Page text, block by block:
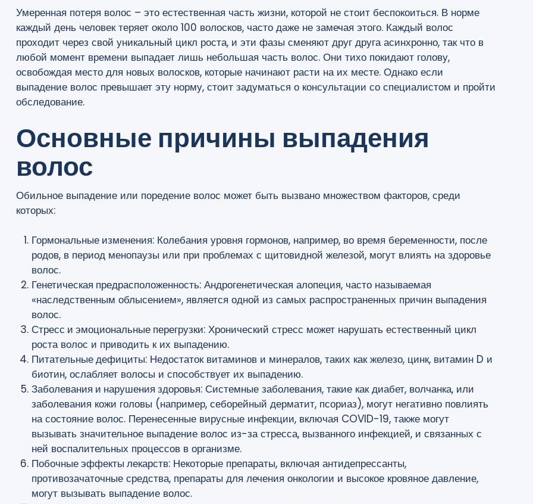
Умеренная потеря волос – это естественная часть жизни, которой не стоит беспокоиться. В норме
каждый день человек теряет около 100 волосков, часто даже не замечая этого. Каждый волос
проходит через свой уникальный цикл роста, и эти фазы сменяют друг друга асинхронно, так что в
любой момент времени выпадает лишь небольшая часть волос. Они тихо покидают голову,
освобождая место для новых волосков, которые начинают расти на их месте. Однако если
выпадение волос превышает эту норму, стоит задуматься о консультации со специалистом и пройти
обследование.
Основные причины выпадения
волос
Обильное выпадение или поредение волос может быть вызвано множеством факторов, среди
которых:
Гормональные изменения: Колебания уровня гормонов, например, во время беременности, после
родов, в период менопаузы или при проблемах с щитовидной железой, могут влиять на здоровье
волос.
Генетическая предрасположенность: Андрогенетическая алопеция, часто называемая
«наследственным облысением», является одной из самых распространенных причин выпадения
волос.
Стресс и эмоциональные перегрузки: Хронический стресс может нарушать естественный цикл
роста волос и приводить к их выпадению.
Питательные дефициты: Недостаток витаминов и минералов, таких как железо, цинк, витамин D и
биотин, ослабляет волосы и способствует их выпадению.
Заболевания и нарушения здоровья: Системные заболевания, такие как диабет, волчанка, или
заболевания кожи головы (например, себорейный дерматит, псориаз), могут негативно повлиять
на состояние волос. Перенесенные вирусные инфекции, включая COVID-19, также могут
вызывать значительное выпадение волос из-за стресса, вызванного инфекцией, и связанных с
ней воспалительных процессов в организме.
Побочные эффекты лекарств: Некоторые препараты, включая антидепрессанты,
противозачаточные средства, препараты для лечения онкологии и высокое кровяное давление,
могут вызывать выпадение волос.